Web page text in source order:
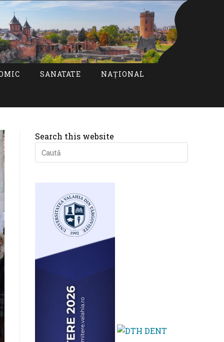
SANATATE NAȚIONAL
Search this website